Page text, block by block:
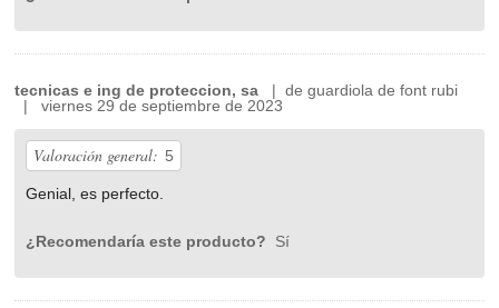
tecnicas e ing de proteccion, sa | de guardiola de font rubi
| viernes 29 de septiembre de 2023
Valoración general: 5
Genial, es perfecto.
¿Recomendaría este producto? Sí